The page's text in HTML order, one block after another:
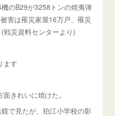
のB29が3258トンの焼夷弾
害は罹災家屋16万戸、罹災
戦災資料センターより)
ます
きれいに焼けた。
で見たが、狛江小学校の影